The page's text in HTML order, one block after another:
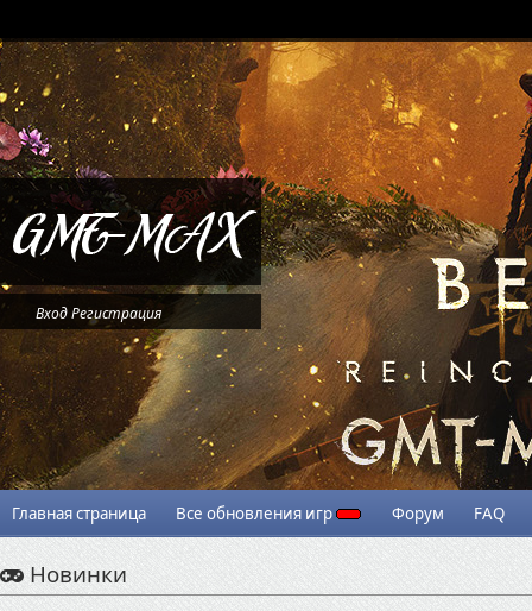
ВходРегистрация
Главная страница Все обновления игр Форум FAQ
Новинки